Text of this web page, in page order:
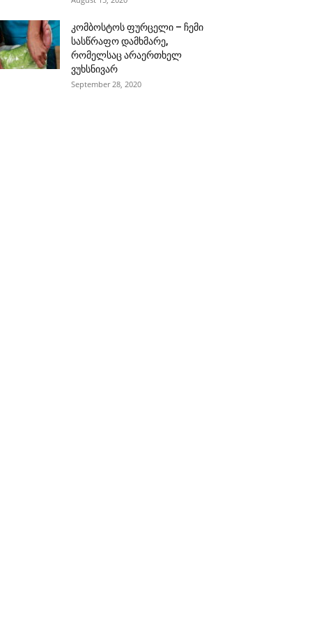
კომბოსტოს ფურცელი – ჩემი
სასწრაფო დამხმარე,
რომელსაც არაერთხელ
ვუხსნივარ
September 28, 2020